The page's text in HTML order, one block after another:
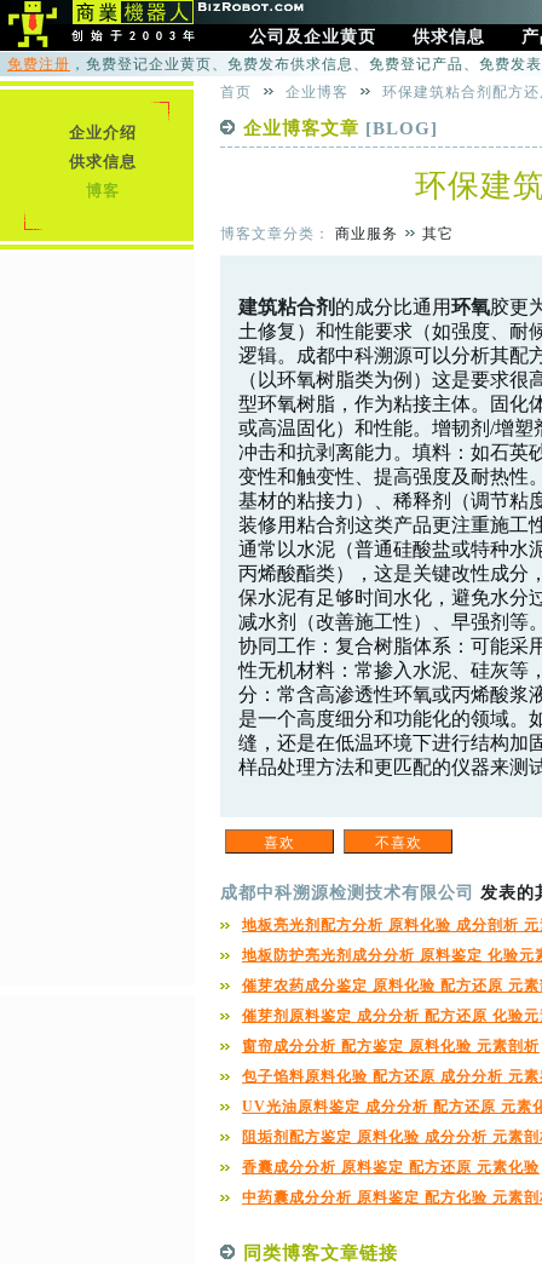
公司及企业黄页 供求信息
免费注册 ，免费登记企业黄页、免费发布供求信息、免费登记产品、免费发
首页
企业博客 环保建筑粘合剂配方
企业博客文章 [BLOG]
环保建
博客文章分类： 商业服务 其它
建筑粘合剂 的成分比通用环氧胶更
土修复）和性能要求（如强度、耐
逻辑。成都中科溯源可以分析其配
（以环氧树脂类为例）这是要求
型环氧树脂，作为粘接主体。固化
或高温固化）和性能。增韧剂/增
冲击和抗剥离能力。填料：如石英
变性和触变性、提高强度及耐热性
基材的粘接力）、稀释剂（调节粘
装修用粘合剂这类产品更注重施工
通常以水泥（普通硅酸盐或特种水
丙烯酸酯类），这是关键改性成分
保水泥有足够时间水化，避免水分
减水剂（改善施工性）、早强剂等
协同工作：复合树脂体系：可能采
性无机材料：常掺入水泥、硅灰等
分：常含高渗透性环氧或丙烯酸浆
是一个高度细分和功能化的领域。
缝，还是在低温环境下进行结构加
样品处理方法和更匹配的仪器来测
成都中科溯源检测技术有限公司 发表的
地板亮光剂配方分析 原料化验 成分剖析
地板防护亮光剂成分分析 原料鉴定 化验元
催芽农药成分鉴定 原料化验 配方还原 元
催芽剂原料鉴定 成分分析 配方还原 化验
窗帘成分分析 配方鉴定 原料化验 元素剖析
包子馅料原料化验 配方还原 成分分析 元
UV光油原料鉴定 成分分析 配方还原 元素
阻垢剂配方鉴定 原料化验 成分分析 元素
香囊成分分析 原料鉴定 配方还原 元素化验
中药囊成分分析 原料鉴定 配方化验 元素
同类博客文章链接
企业介绍
供求信息
博客